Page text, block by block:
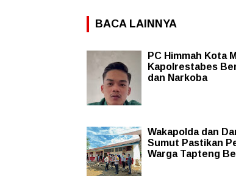
BACA LAINNYA
PC Himmah Kota
Kapolrestabes
dan Narkoba
Wakapolda dan
Sumut Pastikan
Warga Tapteng